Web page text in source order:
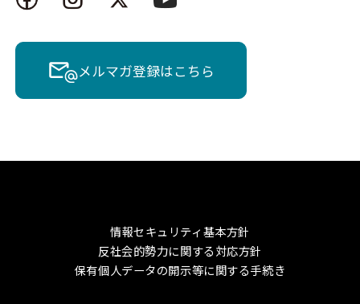
メルマガ登録はこちら
情報セキュリティ基本方針
反社会的勢力に関する対応方針
保有個人データの開示等に関する手続き